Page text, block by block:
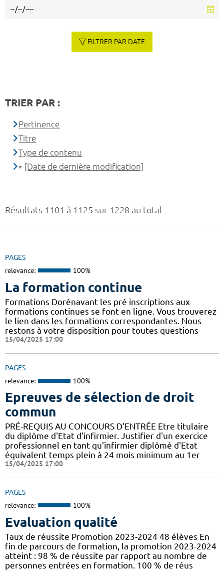
Résultats 1101 à 1125 sur 1228 au total
PAGES
relevance: 100%
La formation continue
Formations Dorénavant les pré inscriptions aux
formations continues se font en ligne. Vous trouverez
le lien dans les formations correspondantes. Nous
restons à votre disposition pour toutes questions
15/04/2025 17:00
PAGES
relevance: 100%
Epreuves de sélection de droit
commun
PRÉ-REQUIS AU CONCOURS D'ENTRÉE Etre titulaire
du diplôme d'Etat d'infirmier. Justifier d'un exercice
professionnel en tant qu'infirmier diplômé d'Etat
équivalent temps plein à 24 mois minimum au 1er
15/04/2025 17:00
PAGES
relevance: 100%
Evaluation qualité
Taux de réussite Promotion 2023-2024 48 élèves En
fin de parcours de formation, la promotion 2023-2024
atteint : 98 % de réussite par rapport au nombre de
personnes entrées en formation. 100 % de réus
FILTRER PAR DATE
TRIER PAR :
Pertinence
Titre
Type de contenu
[Date de dernière modification]